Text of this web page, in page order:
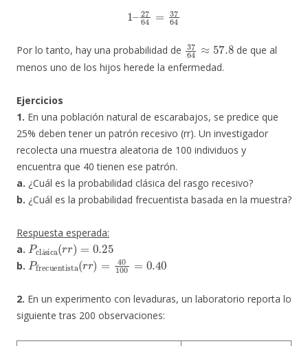
64 3764
Por lo tanto, hay una probabilidad de
37 ≈57.8
de que al
menos uno de los hijos herede la enfermedad.
Ejercicios
1. En una población natural de escarabajos, se predice que
25% deben tener un patrón recesivo (rr). Un investigador
recolecta una muestra aleatoria de 100 individuos y
encuentra que 40 tienen ese patrón.
a. ¿Cuál es la probabilidad clásica del rasgo recesivo?
b. ¿Cuál es la probabilidad frecuentista basada en la muestra?
Respuesta esperada:
a.
á
Pclásica(rr)=0.25
b.
P frecuentista(rr =40
2. En un experimento con levaduras, un laboratorio reporta lo
siguiente tras 200 observaciones: